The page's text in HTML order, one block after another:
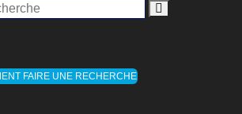
FAIRE UNE RECHERCHE